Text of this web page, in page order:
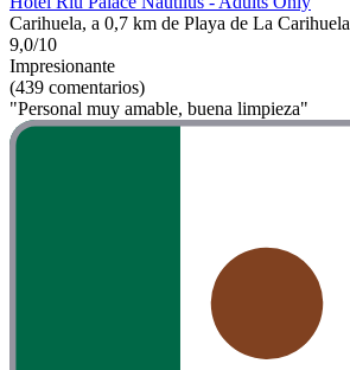
Carihuela, a 0,7 km de Playa de La Carihuela
9,0/10
Impresionante
(439 comentarios)
"Personal muy amable, buena limpieza"